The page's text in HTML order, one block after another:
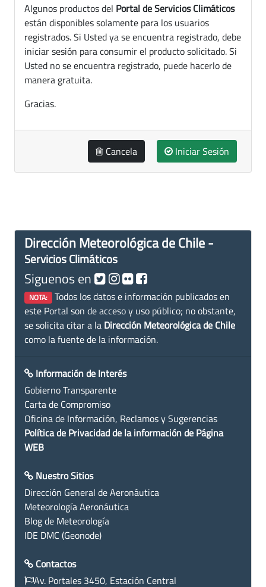
Algunos productos del Portal de Servicios Climáticos
están disponibles solamente para los usuarios
registrados. Si Usted ya se encuentra registrado, debe
iniciar sesión para consumir el producto solicitado. Si
Usted no se encuentra registrado, puede hacerlo de
manera gratuita.
Gracias.
Cancela Iniciar Sesión
Dirección Meteorológica de Chile -
Servicios Climáticos
Siguenos en
NOTA: Todos los datos e información publicados en
este Portal son de acceso y uso público; no obstante,
se solicita citar a la Dirección Meteorológica de Chile
como la fuente de la información.
Información de Interés
Gobierno Transparente
Carta de Compromiso
Oficina de Información, Reclamos y Sugerencias
Política de Privacidad de la información de Página
WEB
Nuestro Sitios
Dirección General de Aeronáutica
Meteorología Aeronáutica
Blog de Meteorología
IDE DMC (Geonode)
Contactos
Av. Portales 3450, Estación Central